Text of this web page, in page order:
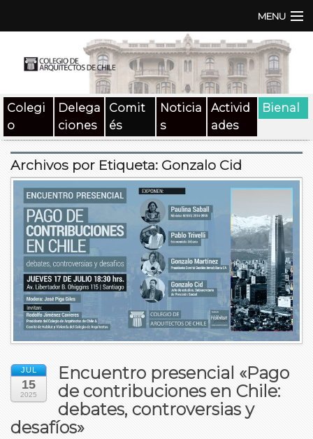
MENU
Documentos
SAT
Beneficios
Medios
Contacto
Buscar:
Colegi
o
Delega
ciones
Comit
és
Noticia
s
Activid
ades
Bienal
Archivos por Etiqueta: Gonzalo Cid
JUL
15
2025
Encuentro presencial «Pago
de contribuciones en Chile:
debates, controversias y
desafíos»